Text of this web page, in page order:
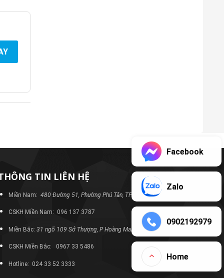
TIN LIÊN HỆ
Miền Nam: 480 Đường 51, Phường Phú Tân, TP Bình Dương
CSKH Miền Nam: 096 137 3787
Miền Bắc: 31 ngõ 109 Sở Thượng, P Hoàng Mai, TP Hà Nội
CSKH Miền Bắc: 0967 33 5486
Hotline: 024 33 52 3333
Facebook
Zalo
0902192979
Home